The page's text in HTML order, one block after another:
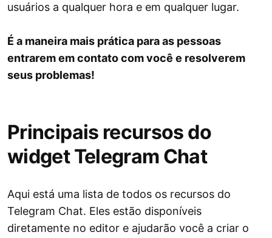
usuários a qualquer hora e em qualquer lugar.
É a maneira mais prática para as pessoas
entrarem em contato com você e resolverem
seus problemas!
Principais recursos do
widget Telegram Chat
Aqui está uma lista de todos os recursos do
Telegram Chat. Eles estão disponíveis
diretamente no editor e ajudarão você a criar o